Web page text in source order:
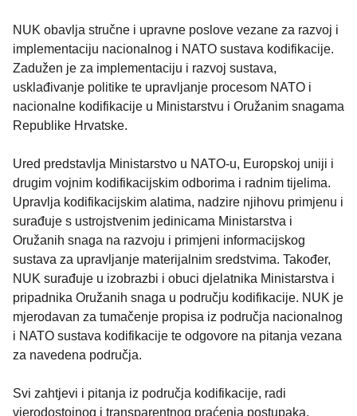
NUK obavlja stručne i upravne poslove vezane za razvoj i
implementaciju nacionalnog i NATO sustava kodifikacije.
Zadužen je za implementaciju i razvoj sustava,
usklađivanje politike te upravljanje procesom NATO i
nacionalne kodifikacije u Ministarstvu i Oružanim snagama
Republike Hrvatske.
Ured predstavlja Ministarstvo u NATO-u, Europskoj uniji i
drugim vojnim kodifikacijskim odborima i radnim tijelima.
Upravlja kodifikacijskim alatima, nadzire njihovu primjenu i
surađuje s ustrojstvenim jedinicama Ministarstva i
Oružanih snaga na razvoju i primjeni informacijskog
sustava za upravljanje materijalnim sredstvima. Također,
NUK surađuje u izobrazbi i obuci djelatnika Ministarstva i
pripadnika Oružanih snaga u području kodifikacije. NUK je
mjerodavan za tumačenje propisa iz područja nacionalnog
i NATO sustava kodifikacije te odgovore na pitanja vezana
za navedena područja.
Svi zahtjevi i pitanja iz područja kodifikacije, radi
vjerodostojnog i transparentnog praćenja postupaka,